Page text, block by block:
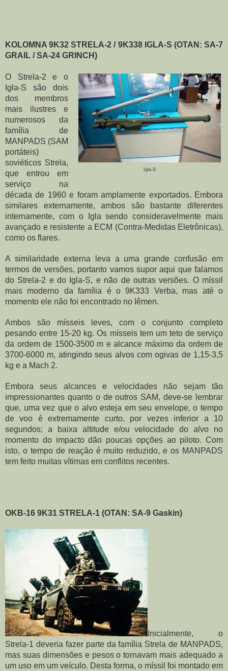
KOLOMNA 9K32 STRELA-2 / 9K338 IGLA-S (OTAN: SA-7
GRAIL / SA-24 GRINCH)
Igla-S
O Strela-2 e o
Igla-S são dois
dos membros
mais ilustres e
numerosos da
família de
MANPADS (SAM
portáteis)
soviéticos Strela,
que entrou em
serviço na
década de 1960 e foram amplamente exportados. Embora
similares externamente, ambos são bastante diferentes
internamente, com o Igla sendo consideravelmente mais
avançado e resistente a ECM (Contra-Medidas Eletrônicas),
como os flares.
A similaridade externa leva a uma grande confusão em
termos de versões, portanto vamos supor aqui que falamos
do Strela-2 e do Igla-S, e não de outras versões. O míssil
mais moderno da família é o 9K333 Verba, mas até o
momento ele não foi encontrado no Iêmen.
Ambos são mísseis leves, com o conjunto completo
pesando entre 15-20 kg. Os mísseis tem um teto de serviço
da ordem de 1500-3500 m e alcance máximo da ordem de
3700-6000 m, atingindo seus alvos com ogivas de 1,15-3,5
kg e a Mach 2.
Embora seus alcances e velocidades não sejam tão
impressionantes quanto o de outros SAM, deve-se lembrar
que, uma vez que o alvo esteja em seu envelope, o tempo
de voo é extremamente curto, por vezes inferior a 10
segundos; a baixa altitude e/ou velocidade do alvo no
momento do impacto dão poucas opções ao piloto. Com
isto, o tempo de reação é muito reduzido, e os MANPADS
tem feito muitas vítimas em conflitos recentes.
OKB-16 9K31 STRELA-1 (OTAN: SA-9 Gaskin)
Inicialmente, o
Strela-1 deveria fazer parte da família Strela de MANPADS,
mas suas dimensões e pesos o tornavam mais adequado a
um uso em um veículo. Desta forma, o míssil foi montado em